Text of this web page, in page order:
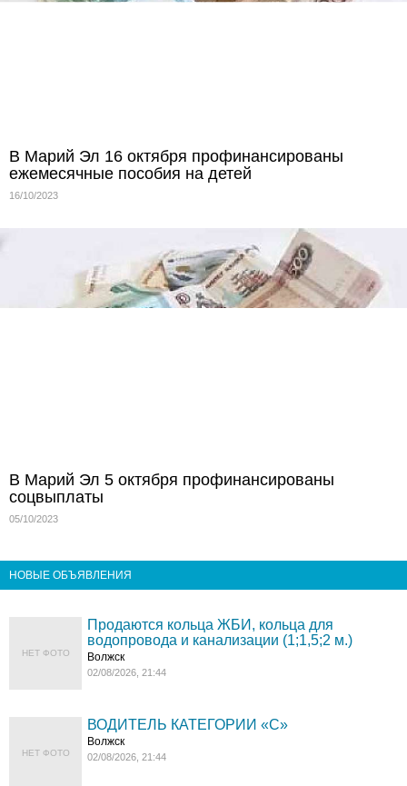
В Марий Эл 16 октября профинансированы
ежемесячные пособия на детей
16/10/2023
В Марий Эл 5 октября профинансированы
соцвыплаты
05/10/2023
НОВЫЕ ОБЪЯВЛЕНИЯ
НЕТ ФОТО
Продаются кольца ЖБИ, кольца для
водопровода и канализации (1;1,5;2 м.)
Волжск
02/08/2026, 21:44
НЕТ ФОТО
ВОДИТЕЛЬ КАТЕГОРИИ «C»
Волжск
02/08/2026, 21:44